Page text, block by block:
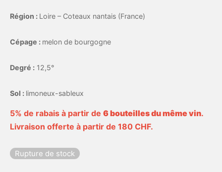
Région : Loire – Coteaux nantais (France)
Cépage : melon de bourgogne
Degré : 12,5°
Sol : limoneux-sableux
5% de rabais à partir de 6 bouteilles du même vin.
Livraison offerte à partir de 180 CHF.
Rupture de stock